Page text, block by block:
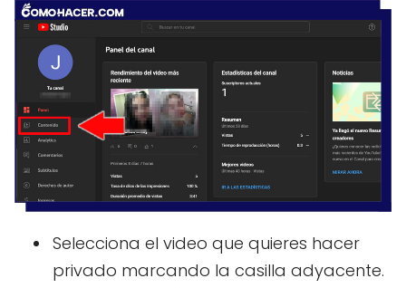
Selecciona el video que quieres hacer
privado marcando la casilla adyacente.